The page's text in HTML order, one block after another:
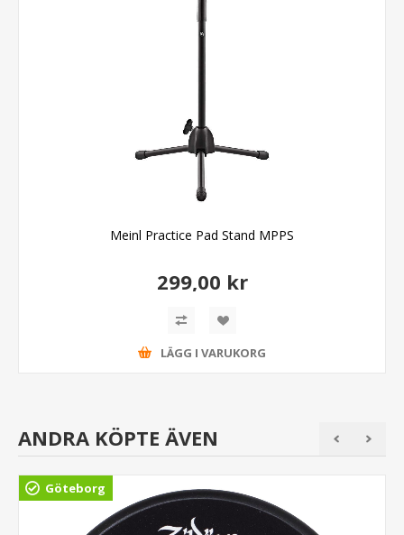
Meinl Practice Pad Stand MPPS
299,00 kr
LÄGG I VARUKORG
ANDRA KÖPTE ÄVEN
Göteborg